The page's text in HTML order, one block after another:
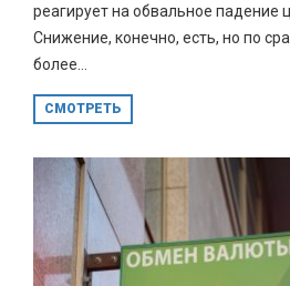
реагирует на обвальное падение
Снижение, конечно, есть, но по
более...
СМОТРЕТЬ